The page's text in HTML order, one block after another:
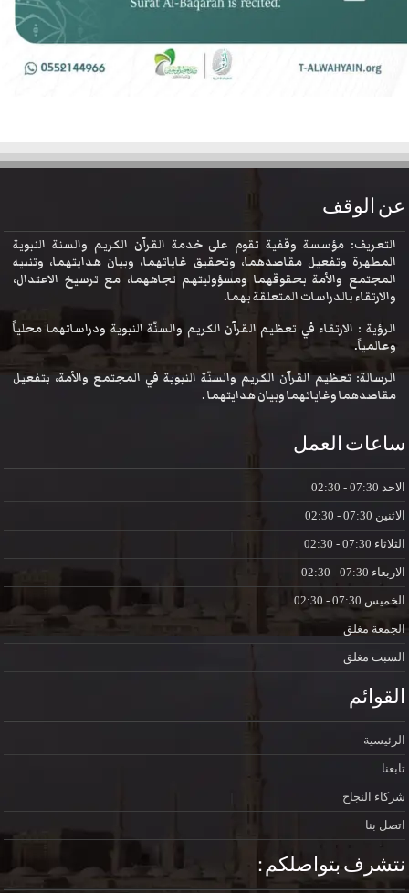
عن الوقف
التعريف: مؤسسة وقفية تقوم على خدمة القرآن الكريم والسنة النبوية
المطهرة وتفعيل مقاصدهما، وتحقيق غاياتهما، وبيان هدايتهما، وتنبيه
المجتمع والأمة بحقوقهما ومسؤوليتهم تجاههما، مع ترسيخ الاعتدال،
والارتقاء بالدراسات المتعلقة بهما.
الرؤية : الارتقاء في تعظيم القرآن الكريم والسنّة النبوية ودراساتهما محلياً
وعالمياً.
الرسالة: تعظيم القرآن الكريم والسنّة النبوية في المجتمع والأمة، بتفعيل
مقاصدهما وغاياتهما وبيان هدايتهما .
ساعات العمل
الاحد
الاثنين
الثلاثاء
الاربعاء
الخميس
الجمعة مغلق
السبت مغلق
القوائم
الرئيسية
تابعنا
شركاء النجاح
اتصل بنا
نتشرف بتواصلكم :